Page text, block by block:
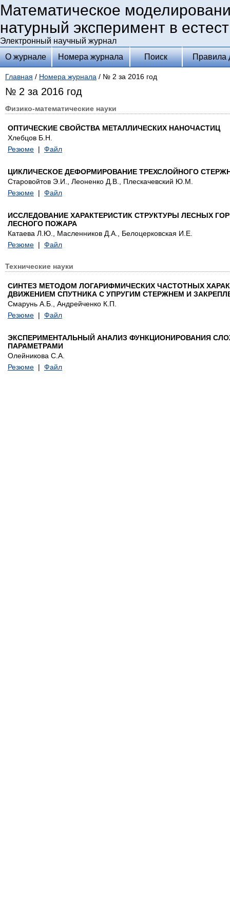
Математическое
натурный эксперимент в
Электронный научный журнал
О журнале
Номера журнала Поиск Правила
Главная / Номера журнала / № 2 за 2016 год
№ 2 за 2016 год
Физико-математические науки
ОПТИЧЕСКИЕ СВОЙСТВА МЕТАЛЛИЧЕСКИХ НАНОЧАСТИЦ
Хлебцов Б.Н.
Резюме | Файл
ЦИКЛИЧЕСКОЕ ДЕФОРМИРОВАНИЕ ТРЕХСЛОЙНОГО
Старовойтов Э.И., Леоненко Д.В., Плескачевский Ю.М.
Резюме | Файл
ИССЛЕДОВАНИЕ ХАРАКТЕРИСТИК СТРУКТУРЫ ЛЕСНЫХ
ЛЕСНОГО ПОЖАРА
Катаева Л.Ю., Масленников Д.А., Белоцерковская И.Е.
Резюме | Файл
Технические науки
СИНТЕЗ МЕТОДОМ ЛОГАРИФМИЧЕСКИХ ЧАСТОТНЫХ
ДВИЖЕНИЕМ СПУТНИКА С УПРУГИМ СТЕРЖНЕМ И
Смарунь А.Б., Андрейченко К.П.
Резюме | Файл
ЭКСПЕРИМЕНТАЛЬНЫЙ АНАЛИЗ ФУНКЦИОНИРОВАНИЯ
ПАРАМЕТРАМИ
Олейникова С.А.
Резюме | Файл